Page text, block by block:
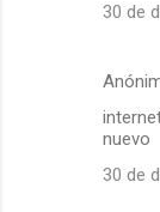
30 de
nuevo
30 de